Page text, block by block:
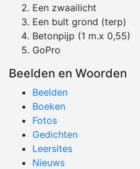
Een zwaailicht
Een bult grond (terp)
Betonpijp (1 m.x 0,55)
GoPro
Beelden en Woorden
Beelden
Boeken
Fotos
Gedichten
Leersites
Nieuws